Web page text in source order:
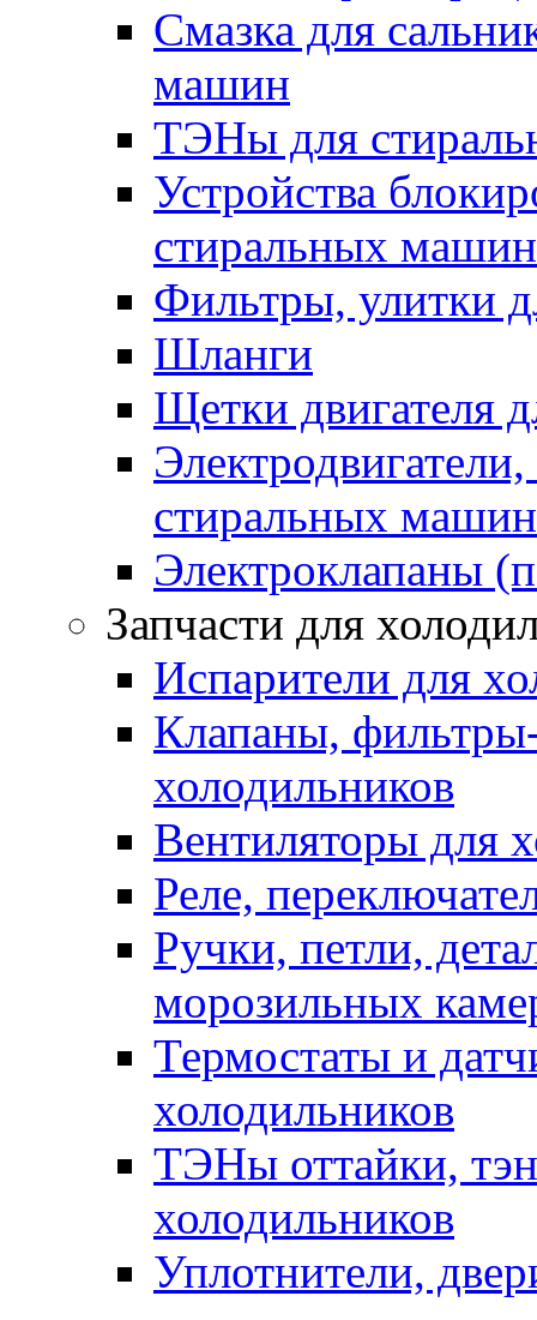
Смазка для
машин
ТЭНы для
Устройства
стиральных машин
Фильтры, улитки
Шланги
Щетки двигателя
стиральных машин
Электроклапаны
Запчасти для
Испарители для
Клапаны,
холодильников
Вентиляторы для
Реле,
Ручки, петли,
морозильных
Термостаты и
холодильников
ТЭНы оттайки,
холодильников
Уплотнители,